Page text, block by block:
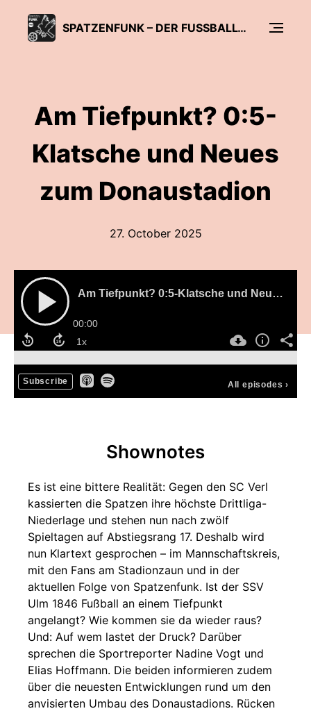
SPATZENFUNK – DER FUSSBALL-PODCAST DER SÜDWEST PRESSE
Am Tiefpunkt? 0:5-
Klatsche und Neues
zum Donaustadion
27. October 2025
Am Tiefpunkt? 0:5-Klatsche und Neues zum Donaustadion
00:00
Subscribe All episodes ›
Shownotes
Es ist eine bittere Realität: Gegen den SC Verl
kassierten die Spatzen ihre höchste Drittliga-
Niederlage und stehen nun nach zwölf
Spieltagen auf Abstiegsrang 17. Deshalb wird
nun Klartext gesprochen – im Mannschaftskreis,
mit den Fans am Stadionzaun und in der
aktuellen Folge von Spatzenfunk. Ist der SSV
Ulm 1846 Fußball an einem Tiefpunkt
angelangt? Wie kommen sie da wieder raus?
Und: Auf wem lastet der Druck? Darüber
sprechen die Sportreporter Nadine Vogt und
Elias Hoffmann. Die beiden informieren zudem
über die neuesten Entwicklungen rund um den
anvisierten Umbau des Donaustadions. Rücken